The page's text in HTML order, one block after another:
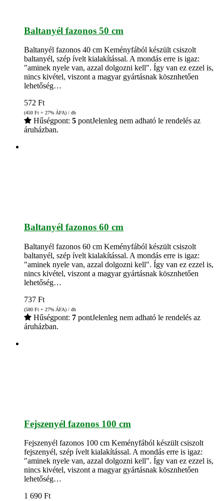
Baltanyél fazonos 50 cm
Baltanyél fazonos 40 cm Keményfából készült csiszolt
baltanyél, szép ívelt kialakítással. A mondás erre is igaz:
"aminek nyele van, azzal dolgozni kell". Így van ez ezzel is,
nincs kivétel, viszont a magyar gyártásnak kösznhetően
lehetőség…
572 Ft
(450 Ft + 27% ÁFA) / db
Hűségpont: 5 pontJelenleg nem adható le rendelés az
áruházban.
Baltanyél fazonos 60 cm
Baltanyél fazonos 60 cm Keményfából készült csiszolt
baltanyél, szép ívelt kialakítással. A mondás erre is igaz:
"aminek nyele van, azzal dolgozni kell". Így van ez ezzel is,
nincs kivétel, viszont a magyar gyártásnak kösznhetően
lehetőség…
737 Ft
(580 Ft + 27% ÁFA) / db
Hűségpont: 7 pontJelenleg nem adható le rendelés az
áruházban.
Fejszenyél fazonos 100 cm
Fejszenyél fazonos 100 cm Keményfából készült csiszolt
fejszenyél, szép ívelt kialakítással. A mondás erre is igaz:
"aminek nyele van, azzal dolgozni kell". Így van ez ezzel is,
nincs kivétel, viszont a magyar gyártásnak kösznhetően
lehetőség…
1 690 Ft